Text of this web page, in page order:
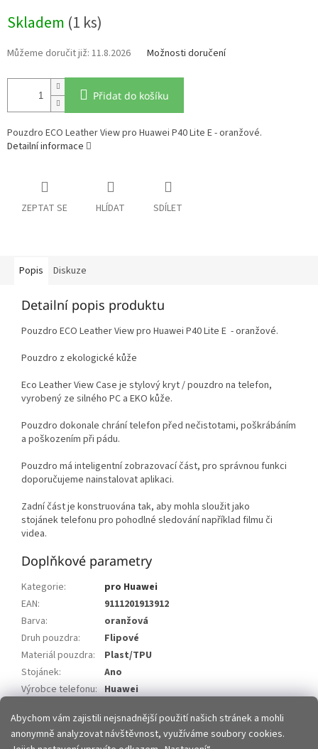
Abychom vám zajistili nejsnadnější použití našich stránek a mohli
anonymně analyzovat návštěvnost, využíváme soubory cookies.
cena:
Skladem (1 ks)
11.8.2026 Možnosti doručení
Přidat do košíku
Pouzdro ECO Leather View pro Huawei P40 Lite E - oranžové.
Detailní informace
ZEPTAT SE HLÍDAT SDÍLET
Popis Diskuze
Detailní popis produktu
Pouzdro ECO Leather View pro Huawei P40 Lite E - oranžové.
Pouzdro z ekologické kůže
Eco Leather View Case je stylový kryt / pouzdro na telefon,
vyrobený ze silného PC a EKO kůže.
Pouzdro dokonale chrání telefon před nečistotami, poškrábáním
a poškozením při pádu.
Pouzdro má inteligentní zobrazovací část, pro správnou funkci
doporučujeme nainstalovat aplikaci.
Zadní část je konstruována tak, aby mohla sloužit jako
stojánek telefonu pro pohodlné sledování například filmu či
videa.
Doplňkové parametry
Kategorie:
pro Huawei
EAN:
9111201913912
Barva:
oranžová
Druh pouzdra:
Flipové
Materiál pouzdra:
Plast/TPU
Stojánek:
Ano
Výrobce telefonu: Huawei